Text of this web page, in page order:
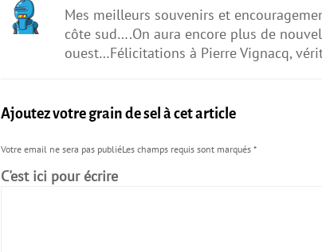
Mes meilleurs souvenirs et
côte sud….On aura encore plus de
ouest…Félicitations à Pierre Vignacq,
Ajoutez votre grain de sel à cet article
Votre email ne sera pas publiéLes champs requis sont marqués *
C'est ici pour écrire